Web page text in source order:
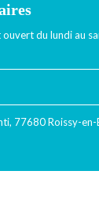
du lundi au
77680 Roissy-en-